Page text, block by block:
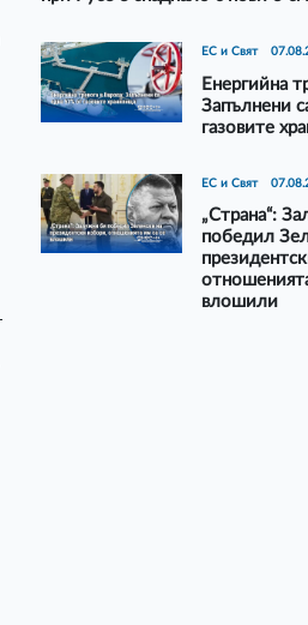
ЕС и Свят
Енергийна
Запълнени
газовите
ЕС и Свят
„Страна“:
победил
влошили